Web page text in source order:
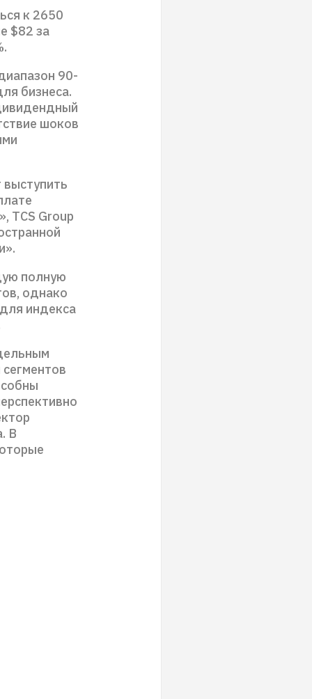
к 2650
$82 за
90-
бизнеса.
шоков
TCS Group
полную
однако
индекса
В